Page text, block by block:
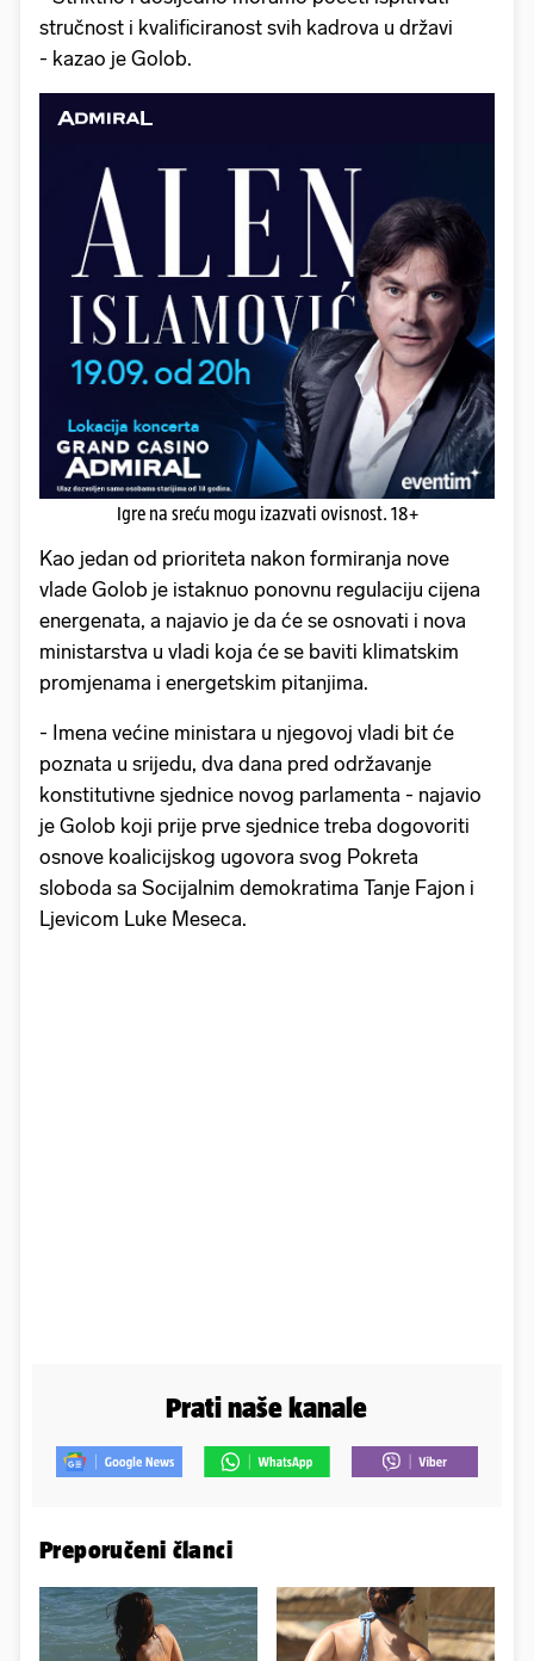
stručnost i kvalificiranost svih kadrova u državi
- kazao je Golob.
Igre na sreću mogu izazvati ovisnost. 18+
Kao jedan od prioriteta nakon formiranja nove
vlade Golob je istaknuo ponovnu regulaciju cijena
energenata, a najavio je da će se osnovati i nova
ministarstva u vladi koja će se baviti klimatskim
promjenama i energetskim pitanjima.
- Imena većine ministara u njegovoj vladi bit će
poznata u srijedu, dva dana pred održavanje
konstitutivne sjednice novog parlamenta - najavio
je Golob koji prije prve sjednice treba dogovoriti
osnove koalicijskog ugovora svog Pokreta
sloboda sa Socijalnim demokratima Tanje Fajon i
Ljevicom Luke Meseca.
Prati naše kanale
Preporučeni članci